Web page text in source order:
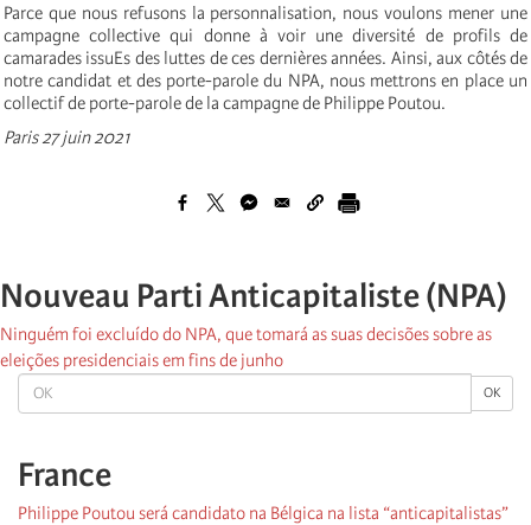
OK OK
France
Philippe Poutou será candidato na Bélgica na lista “anticapitalistas”
Parce que nous refusons la personnalisation, nous voulons mener une
campagne collective qui donne àvoir une diversité de profils de
camarades issuEs des luttes de ces dernières années. Ainsi, aux côtés de
notre candidat et des porte-parole du NPA, nous mettrons en place un
collectif de porte-parole de la campagne de Philippe Poutou.
Paris 27 juin 2021
Nouveau Parti Anticapitaliste (NPA)
Ninguém foi excluído do NPA, que tomará as suas decisões sobre as
eleições presidenciais em fins de junho